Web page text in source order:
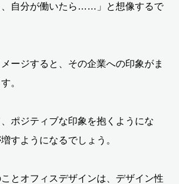
、自分が働いたら……」と想像するで
ージすると、その企業への印象がま
。
ポジティブな印象を抱くようにな
すようになるでしょう。
とオフィスデザインは、デザイン性